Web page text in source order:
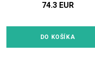
74.3 EUR
DO KOŠÍKA